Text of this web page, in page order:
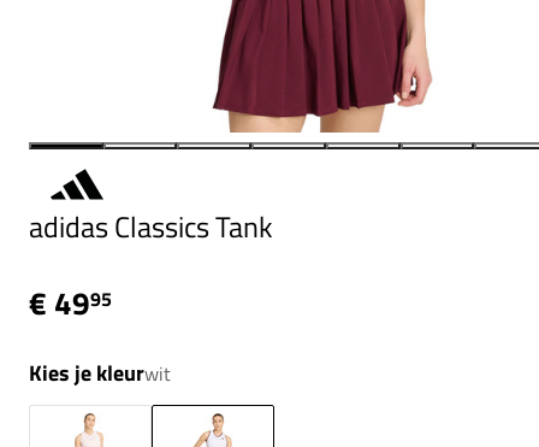
adidas Classics Tank
€ 4995
Kies je kleurwit